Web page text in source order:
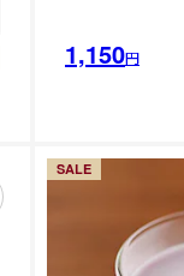
1,150円
SALE